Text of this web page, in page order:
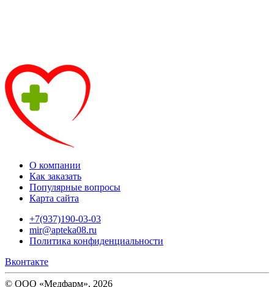
О компании
Как заказать
Популярные вопросы
Карта сайта
+7(937)190-03-03
mir@apteka08.ru
Политика конфиденциальности
Вконтакте
© ООО «Медфарм», 2026